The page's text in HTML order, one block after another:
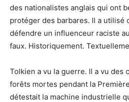
des nationalistes anglais qui ont
protéger des barbares. Il a utilisé
défendre un influenceur raciste
faux. Historiquement.
Tolkien a vu la guerre. Il a vu des
forêts mortes pendant la
détestait la machine industrielle